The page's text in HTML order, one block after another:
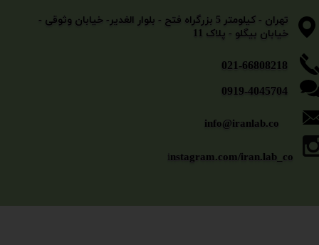
​​​​​021-66808218
0919-4045704
​​​​​​​تهران - کیلومتر 5 بزرگراه فتح - بلوار الغدیر- خیابان وثوقی -
خیابان بیگلو - پلاک 11
info@iranlab.co
instagram.com/iran.lab_co